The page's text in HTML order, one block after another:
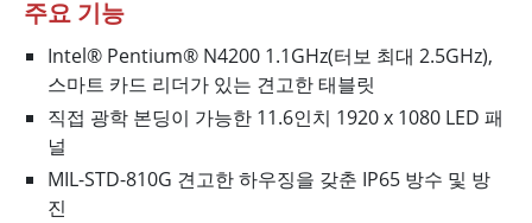
주요 기능
Intel® Pentium® N4200 1.1GHz(터보 최대 2.5GHz),
스마트 카드 리더가 있는 견고한 태블릿
직접 광학 본딩이 가능한 11.6인치 1920 x 1080 LED 패
널
MIL-STD-810G 견고한 하우징을 갖춘 IP65 방수 및 방
진